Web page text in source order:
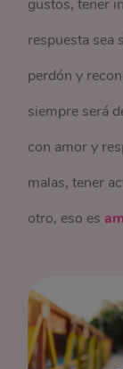
gustos, tener
respuesta sea
perdón y
siempre será
con amor y
malas, tener
otro, eso es